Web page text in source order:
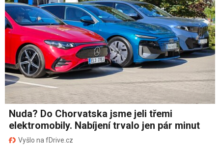
Nuda? Do Chorvatska jsme jeli třemi
elektromobily. Nabíjení trvalo jen pár minut
Vyšlo na fDrive.cz